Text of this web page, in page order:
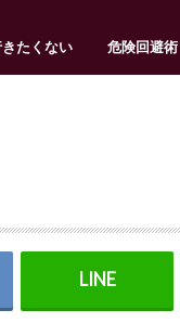
たくない 危険回避術